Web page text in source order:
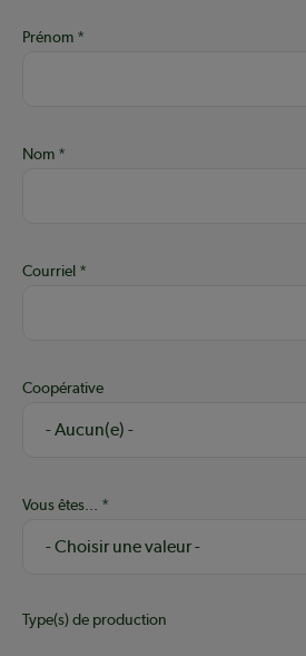
Prénom
Nom
Courriel
Coopérative
Vous êtes...
Type(s) de production